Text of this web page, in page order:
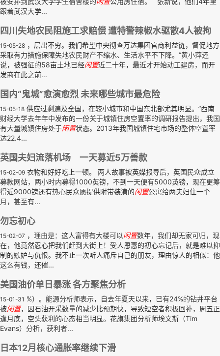
跟着武汉大学...
四川失地农民阻施工求赔偿 遭特警辣椒水驱散4人被拘
15-05-28 ，层出不穷。我们希望中央彻查万达集团官商利益链，督促地方
采取有力措施保障失地农民财产不缩水、生活水平不下降。”黄小萍还
说，被强征的58亩土地已经闲置近二十年，最近才开始动工建房，而开
发商在此之前...
国内“鬼城”愈演愈烈 未来哪些城市最危险
15-05-18 供应过剩遍及全国，在较小城市和中国东北部尤其明显。”西南
财经大学去年年中发布的一份关于城镇住房空置率的调研报告提出，我国
有大量城镇住房处于闲置状态。2013年我国城镇住宅市场的整体空置率
达22.4...
英国夫妇流落机场 一天募近5万善款
15-02-09 衣物和好好吃上一顿。 两人故事被英媒报导后，英国民众成立
募款网站，两小时内募得1000英镑，不到一天便有5000英镑，现在更筹
得近9000镑还有热心民众愿提供附带装潢的闲置公寓给两夫妇住一个
月，甚至有...
勿忘初心
15-02-07 ，理由是：这人富得有大楼可以闲置数年，我们却无家可归，现
在，他竟然忍心把我们赶到大街上！受人恩惠的初心忘记后，就是难以抑
制的嫉妒与仇恨。我不止一次听人痛斥自己的朋友，理由惊人的相似：他
这么有钱，还催...
美国油价单日暴涨 各方聚焦分析
15-01-31 %）。能源分析师表示，自去年夏天以来，已有24%的钻井平台
被闲置，因石油开采数量的减少比预期快，导致短空者积极回补，周五正
逢月底，空头获利的心态相当明显。花旗集团分析师埃文斯（Tim
Evans）分析，获利者...
日本12月核心通胀率继续下滑